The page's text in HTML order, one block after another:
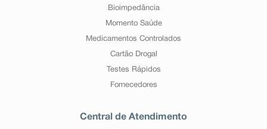
Bioimpedância
Momento Saúde
Medicamentos Controlados
Cartão Drogal
Testes Rápidos
Fornecedores
Central de Atendimento